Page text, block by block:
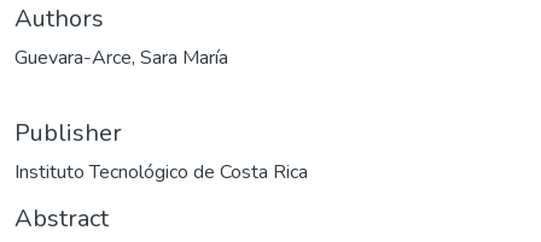
Authors
Guevara-Arce, Sara María
Publisher
Instituto Tecnológico de Costa Rica
Abstract